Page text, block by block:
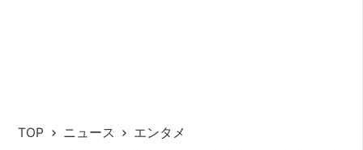
TOP ニュース エンタメ